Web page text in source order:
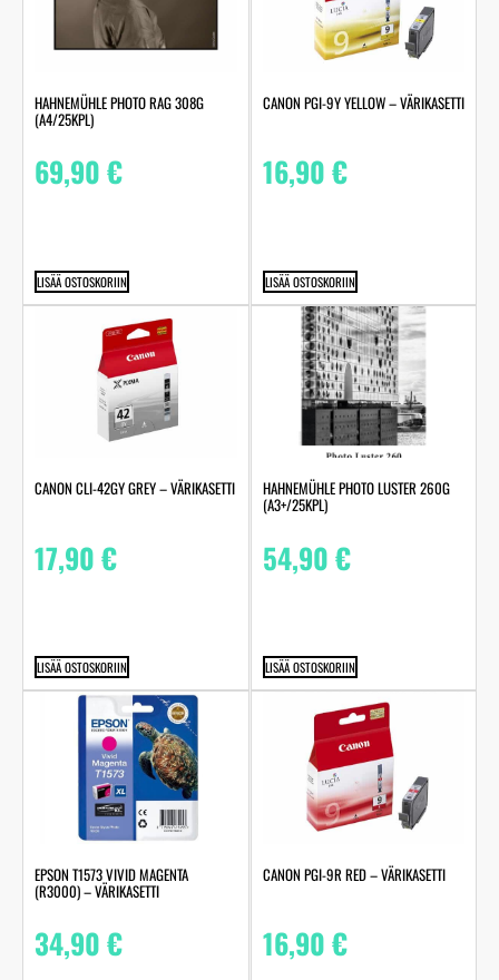
HAHNEMÜHLE PHOTO RAG 308G
(A4/25KPL)
69,90€
LISÄÄ OSTOSKORIIN
CANON PGI-9Y YELLOW – VÄRIKASETTI
16,90€
LISÄÄ OSTOSKORIIN
CANON CLI-42GY GREY – VÄRIKASETTI
17,90€
LISÄÄ OSTOSKORIIN
HAHNEMÜHLE PHOTO LUSTER 260G
(A3+/25KPL)
54,90€
LISÄÄ OSTOSKORIIN
EPSON T1573 VIVID MAGENTA
(R3000) – VÄRIKASETTI
34,90€
CANON PGI-9R RED – VÄRIKASETTI
16,90€